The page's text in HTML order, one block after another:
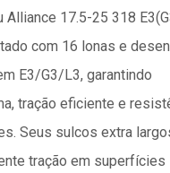
Alliance 17.5-25 318
com 16 lonas e
E3/G3/L3, garantindo
tração eficiente e
Seus sulcos extra
tração em superfícies